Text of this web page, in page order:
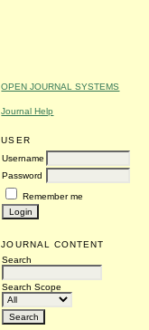
OPEN JOURNAL SYSTEMS
Journal Help
USER
Username
Password
Remember me
JOURNAL CONTENT
Search
Search Scope